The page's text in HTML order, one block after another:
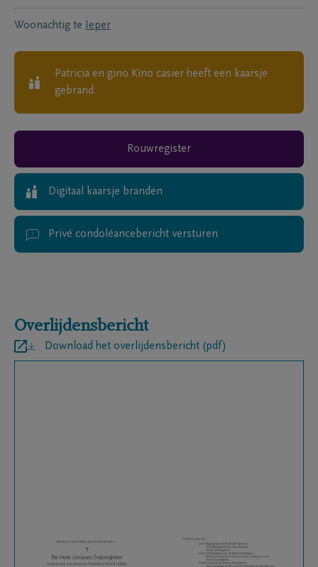
Woonachtig te Ieper
Patricia en gino Kino casier heeft een kaarsje
gebrand.
Rouwregister
Digitaal kaarsje branden
Privé condoléancebericht versturen
Overlijdensbericht
Download het overlijdensbericht (pdf)